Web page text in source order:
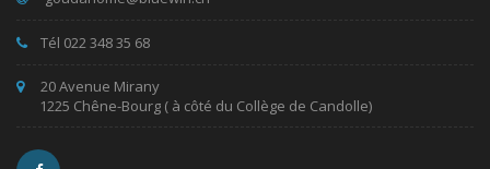
Tél 022 348 35 68
20 Avenue Mirany
1225 Chêne-Bourg ( à côté du Collège de Candolle)